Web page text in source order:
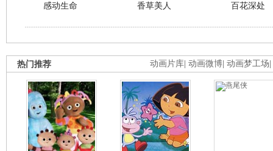
感动生命 香草美人 百花深处
动画片库 动画微博 动画梦工场
热门推荐